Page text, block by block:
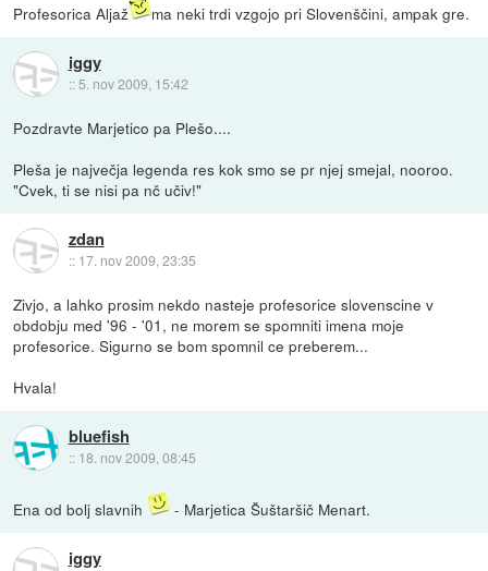
Profesorica Aljaž
ma neki trdi vzgojo pri Slovenščini, ampak gre.
iggy
:: 5. nov 2009, 15:42
Pozdravte Marjetico pa Plešo....
Pleša je največja legenda res kok smo se pr njej smejal, nooroo.
"Cvek, ti se nisi pa nč učiv!"
zdan
:: 17. nov 2009, 23:35
Zivjo, a lahko prosim nekdo nasteje profesorice slovenscine v
obdobju med '96 - '01, ne morem se spomniti imena moje
profesorice. Sigurno se bom spomnil ce preberem...
Hvala!
bluefish
:: 18. nov 2009, 08:45
Ena od bolj slavnih - Marjetica Šuštaršič Menart.
iggy